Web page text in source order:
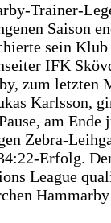
Trainer-
Saison
sein
IFK
zum letzten
Karlsson,
am Ende
Zebra-
Erfolg.
League